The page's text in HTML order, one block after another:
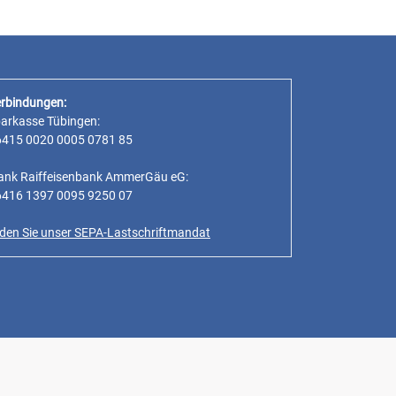
Tübingen:
0020 0005 0781 85
Raiffeisenbank AmmerGäu eG:
1397 0095 9250 07
Sie unser SEPA-Lastschriftmandat